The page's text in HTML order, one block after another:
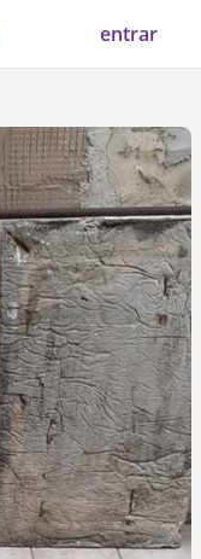
entrar